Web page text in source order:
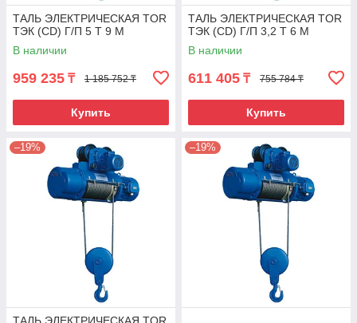
ТАЛЬ ЭЛЕКТРИЧЕСКАЯ TOR
ТЭК (CD) Г/П 5 Т 9 М
В наличии
959 235 ₸ 1 185 752 ₸
Купить
ТАЛЬ ЭЛЕКТРИЧЕСКАЯ TOR
ТЭК (CD) Г/П 3,2 Т 6 М
В наличии
611 405 ₸ 755 784 ₸
Купить
–19% –19%